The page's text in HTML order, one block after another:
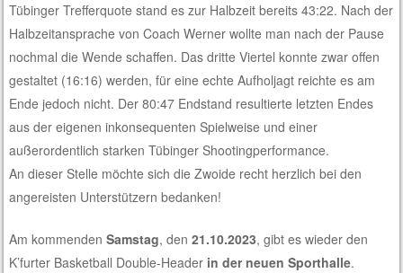
Tübinger Trefferquote stand es zur Halbzeit bereits 43:22. Nach der
Halbzeitansprache von Coach Werner wollte man nach der Pause
nochmal die Wende schaffen. Das dritte Viertel konnte zwar offen
gestaltet (16:16) werden, für eine echte Aufholjagt reichte es am
Ende jedoch nicht. Der 80:47 Endstand resultierte letzten Endes
aus der eigenen inkonsequenten Spielweise und einer
außerordentlich starken Tübinger Shootingperformance.
An dieser Stelle möchte sich die Zwoide recht herzlich bei den
angereisten Unterstützern bedanken!
Am kommendenSamstag, den21.10.2023, gibt es wieder den
K’furter Basketball Double-Header in der neuen Sporthalle.